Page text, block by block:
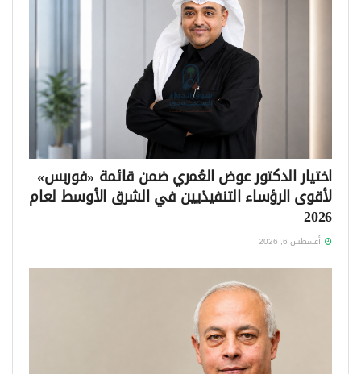
اختيار الدكتور عوض العُمري ضمن قائمة «فوربس»
لأقوى الرؤساء التنفيذيين في الشرق الأوسط لعام
2026
أغسطس 6, 2026